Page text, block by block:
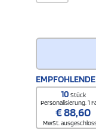
10 Stück
Personalisierung. 1
€88,60
MwSt.